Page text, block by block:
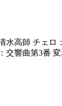
高師 チェ
交響曲第3番 変